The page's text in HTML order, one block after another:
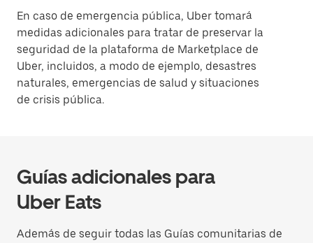
En caso de emergencia pública, Uber tomará
medidas adicionales para tratar de preservar la
seguridad de la plataforma de Marketplace de
Uber, incluidos, a modo de ejemplo, desastres
naturales, emergencias de salud y situaciones
de crisis pública.
Guías adicionales para
Uber Eats
Además de seguir todas las Guías comunitarias de